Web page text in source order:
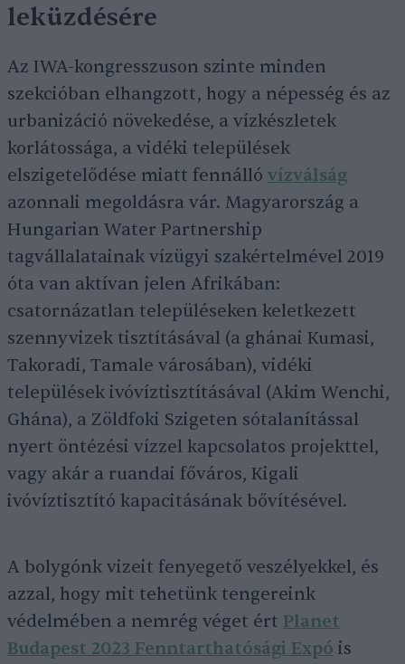
leküzdésére
Az IWA-kongresszuson szinte minden
szekcióban elhangzott, hogy a népesség és az
urbanizáció növekedése, a vízkészletek
korlátossága, a vidéki települések
elszigetelődése miatt fennálló vízválság
azonnali megoldásra vár. Magyarország a
Hungarian Water Partnership
tagvállalatainak vízügyi szakértelmével 2019
óta van aktívan jelen Afrikában:
csatornázatlan településeken keletkezett
szennyvizek tisztításával (a ghánai Kumasi,
Takoradi, Tamale városában), vidéki
települések ivóvíztisztításával (Akim Wenchi,
Ghána), a Zöldfoki Szigeten sótalanítással
nyert öntézési vízzel kapcsolatos projekttel,
vagy akár a ruandai főváros, Kigali
ivóvíztisztító kapacitásának bővítésével.
A bolygónk vizeit fenyegető veszélyekkel, és
azzal, hogy mit tehetünk tengereink
védelmében a nemrég véget ért Planet
Budapest 2023 Fenntarthatósági Expó is